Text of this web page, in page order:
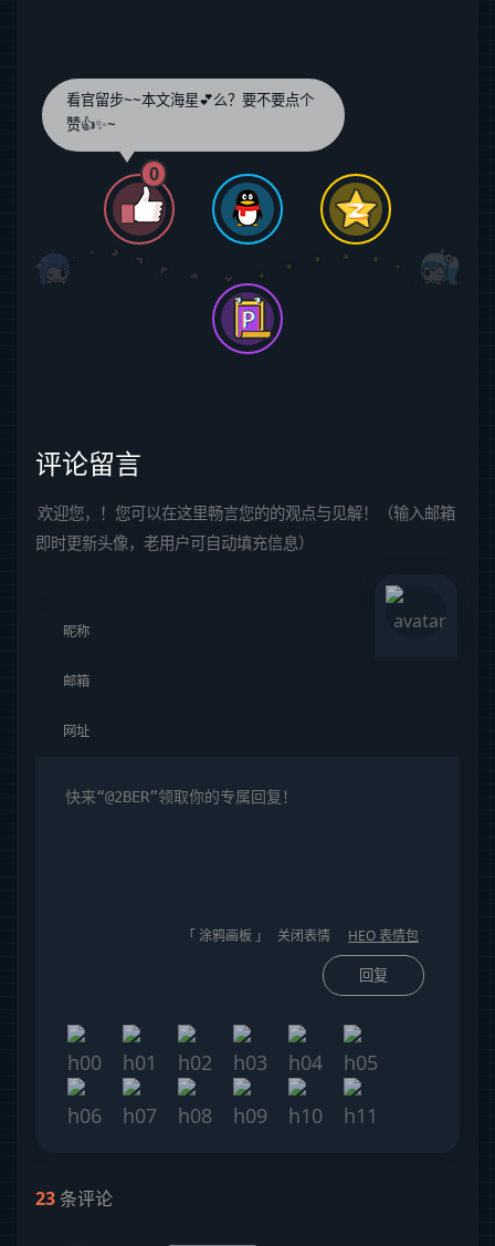
看官留步~~本文海星💕么？要不要点个
赞👍✨~
0
评论留言
欢迎您，！您可以在这里畅言您的的观点与见解！（输入邮箱
即时更新头像，老用户可自动填充信息）
「 涂鸦画板 」 关闭表情 HEO 表情包
回复
23条评论